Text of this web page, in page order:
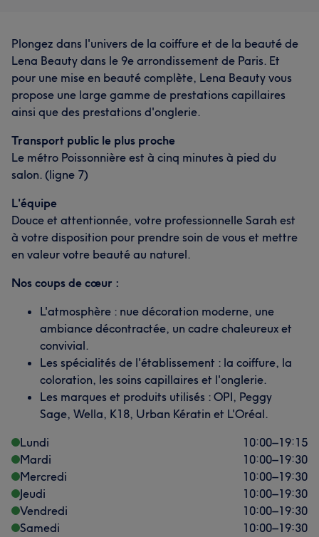
Plongez dans l'univers de la coiffure et de la beauté de
Lena Beauty dans le 9e arrondissement de Paris. Et
pour une mise en beauté complète, Lena Beauty vous
propose une large gamme de prestations capillaires
ainsi que des prestations d'onglerie.
Transport public le plus proche
Le métro Poissonnière est à cinq minutes à pied du
salon. (ligne 7)
L'équipe
Douce et attentionnée, votre professionnelle Sarah est
à votre disposition pour prendre soin de vous et mettre
en valeur votre beauté au naturel.
Nos coups de cœur :
L'atmosphère : nue décoration moderne, une
ambiance décontractée, un cadre chaleureux et
convivial.
Les spécialités de l'établissement : la coiffure, la
coloration, les soins capillaires et l'onglerie.
Les marques et produits utilisés : OPI, Peggy
Sage, Wella, K18, Urban Kératin et L'Oréal.
Lundi
10:00–19:15
Mardi
10:00–19:30
Mercredi
10:00–19:30
Jeudi
10:00–19:30
Vendredi
10:00–19:30
Samedi
10:00–19:30